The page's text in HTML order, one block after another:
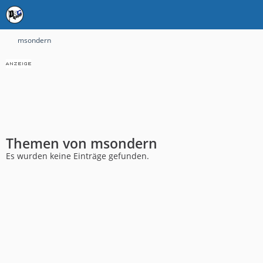
msondern
Themen von msondern
Es wurden keine Einträge gefunden.